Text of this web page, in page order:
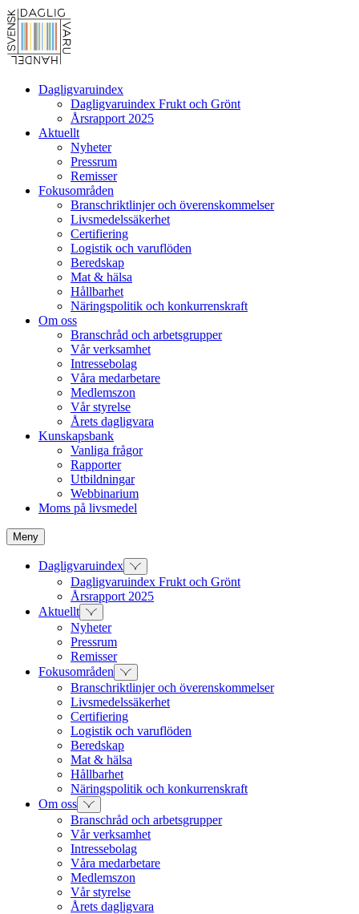
Dagligvaruindex
Dagligvaruindex Frukt och Grönt
Årsrapport 2025
Aktuellt
Nyheter
Pressrum
Remisser
Fokusområden
Branschriktlinjer och överenskommelser
Livsmedelssäkerhet
Certifiering
Logistik och varuflöden
Beredskap
Mat & hälsa
Hållbarhet
Näringspolitik och konkurrenskraft
Om oss
Branschråd och arbetsgrupper
Vår verksamhet
Intressebolag
Våra medarbetare
Medlemszon
Vår styrelse
Årets dagligvara
Kunskapsbank
Vanliga frågor
Rapporter
Utbildningar
Webbinarium
Moms på livsmedel
Meny
Dagligvaruindex
Dagligvaruindex Frukt och Grönt
Årsrapport 2025
Aktuellt
Nyheter
Pressrum
Remisser
Fokusområden
Branschriktlinjer och överenskommelser
Livsmedelssäkerhet
Certifiering
Logistik och varuflöden
Beredskap
Mat & hälsa
Hållbarhet
Näringspolitik och konkurrenskraft
Om oss
Branschråd och arbetsgrupper
Vår verksamhet
Intressebolag
Våra medarbetare
Medlemszon
Vår styrelse
Årets dagligvara